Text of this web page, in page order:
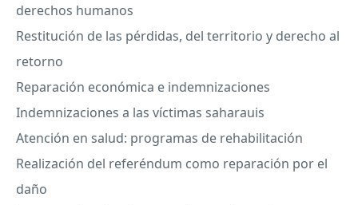
derechos humanos
Restitución de las pérdidas, del territorio y derecho al
retorno
Reparación económica e indemnizaciones
Indemnizaciones a las víctimas saharauis
Atención en salud: programas de rehabilitación
Realización del referéndum como reparación por el
daño